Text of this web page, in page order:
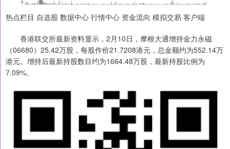
热点栏目 自选股 数据中心 行情中心 资金流向 模拟交易 客户端
香港联交所最新资料显示，2月10日，摩根大通增持金力永磁
（06680）25.42万股，每股作价21.7208港元，总金额约为552.14万
港元。增持后最新持股数目约为1664.48万股，最新持股比例为
7.09%。